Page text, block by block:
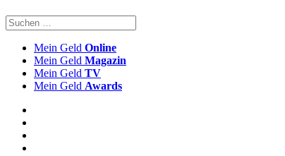
Mein Geld Online
Mein Geld Magazin
Mein Geld TV
Mein Geld Awards